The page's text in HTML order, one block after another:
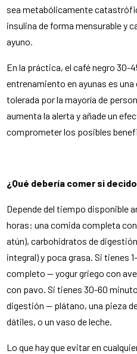
sea metabólicamente
insulina de forma mensurable y
ayuno.
En la práctica, el café negro 30-
entrenamiento en ayunas es
tolerada por la mayoría de
aumenta la alerta y añade un
comprometer los posibles
¿Qué debería comer si
Depende del tiempo disponible
horas: una comida completa
atún), carbohidratos de
integral) y poca grasa. Si tienes
completo — yogur griego con
con pavo. Si tienes 30-60
digestión — plátano, una pieza
dátiles, o un vaso de leche.
Lo que hay que evitar en